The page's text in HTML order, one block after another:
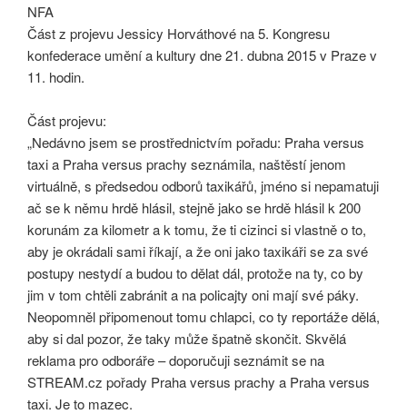
NFA
Část z projevu Jessicy Horváthové na 5. Kongresu
konfederace umění a kultury dne 21. dubna 2015 v Praze v
11. hodin.
Část projevu:
„Nedávno jsem se prostřednictvím pořadu: Praha versus
taxi a Praha versus prachy seznámila, naštěstí jenom
virtuálně, s předsedou odborů taxikářů, jméno si nepamatuji
ač se k němu hrdě hlásil, stejně jako se hrdě hlásil k 200
korunám za kilometr a k tomu, že ti cizinci si vlastně o to,
aby je okrádali sami říkají, a že oni jako taxikáři se za své
postupy nestydí a budou to dělat dál, protože na ty, co by
jim v tom chtěli zabránit a na policajty oni mají své páky.
Neopomněl připomenout tomu chlapci, co ty reportáže dělá,
aby si dal pozor, že taky může špatně skončit. Skvělá
reklama pro odboráře – doporučuji seznámit se na
STREAM.cz pořady Praha versus prachy a Praha versus
taxi. Je to mazec.